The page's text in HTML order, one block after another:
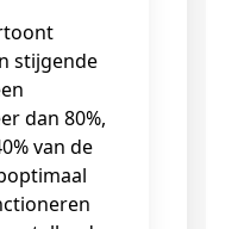
stijgende
dan 80%,
van de